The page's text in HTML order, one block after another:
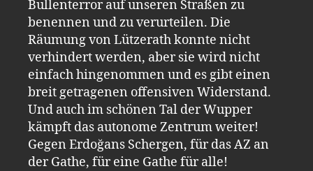
Bullenterror auf unseren Straßen zu
benennen und zu verurteilen. Die
Räumung von Lützerath konnte nicht
verhindert werden, aber sie wird nicht
einfach hingenommen und es gibt einen
breit getragenen offensiven Widerstand.
Und auch im schönen Tal der Wupper
kämpft das autonome Zentrum weiter!
Gegen Erdoğans Schergen, für das AZ an
der Gathe, für eine Gathe für alle!